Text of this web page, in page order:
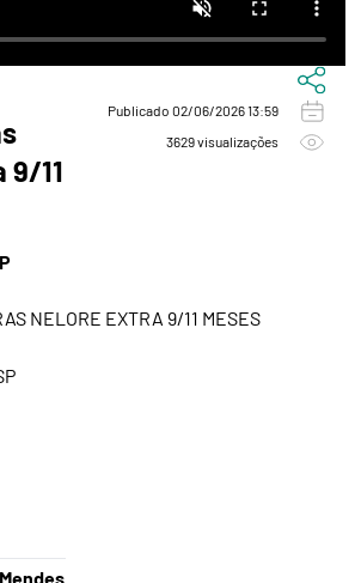
9/11
Publicado 02/06/2026 13:59
3629 visualizações
NELORE EXTRA 9/11 MESES
1% SOBRE O VALOR DA